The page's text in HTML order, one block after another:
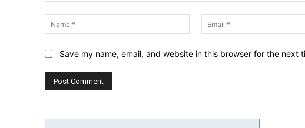
Name:*
Save my name, email, and website in this browser for the next